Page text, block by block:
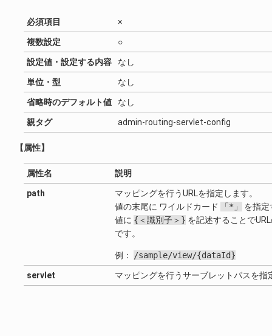
必須項目 ×
複数設定 ○
設定値・設定する内容 なし
単位・型 なし
省略時のデフォルト値 なし
親タグ admin-routing-servlet-config
【属性】
属性名 説明
path
マッピングを行うURLを指定します。
値の末尾に ワイルドカード
「*」
を指
値に {＜識別子＞} を記述することで
です。
例： /sample/view/{dataId}
servlet マッピングを行うサーブレットパスを指